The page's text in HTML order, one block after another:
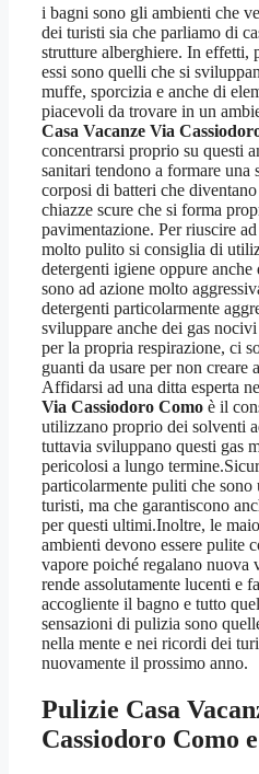
i bagni sono gli ambienti che
dei turisti sia che parliamo di
strutture alberghiere. In
essi sono quelli che si
muffe, sporcizia e anche di
piacevoli da trovare in un
Casa Vacanze Via
concentrarsi proprio su questi
sanitari tendono a formare una
corposi di batteri che
chiazze scure che si forma
pavimentazione. Per riuscire
molto pulito si consiglia di
detergenti igiene oppure
sono ad azione molto
detergenti particolarmente
sviluppare anche dei gas
per la propria respirazione, ci
guanti da usare per non creare
Affidarsi ad una ditta esperta
Via Cassiodoro Como è il
utilizzano proprio dei solventi
tuttavia sviluppano questi gas
pericolosi a lungo
particolarmente puliti che
turisti, ma che garantiscono
per questi ultimi.Inoltre, le
ambienti devono essere pulite
vapore poiché regalano nuova
rende assolutamente lucenti e
accogliente il bagno e tutto
sensazioni di pulizia sono
nella mente e nei ricordi dei
nuovamente il prossimo anno.
Pulizie Casa
Cassiodoro Como